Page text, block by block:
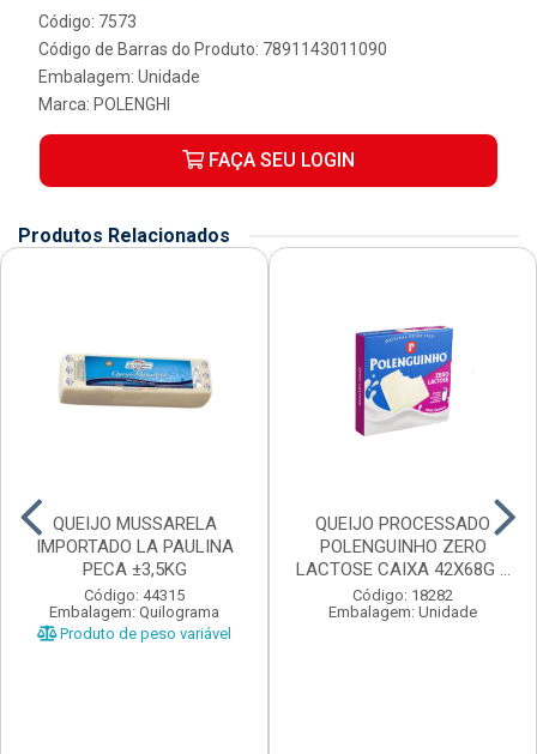
Código: 7573
Código de Barras do Produto: 7891143011090
Embalagem: Unidade
Marca: POLENGHI
FAÇA SEU LOGIN
Produtos Relacionados
QUEIJO MUSSARELA
IMPORTADO LA PAULINA
PECA ±3,5KG
Código: 44315
Embalagem: Quilograma
Produto de peso variável
QUEIJO PROCESSADO
POLENGUINHO ZERO
LACTOSE CAIXA 42X68G 4
UN...
Código: 18282
Embalagem: Unidade